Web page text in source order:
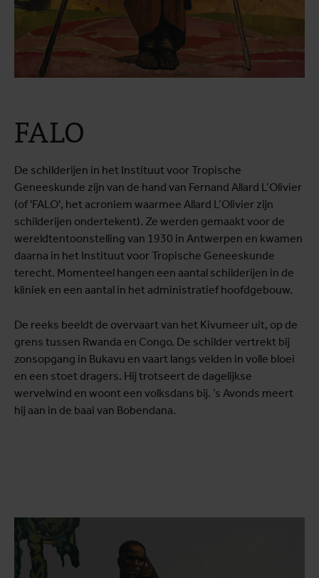
FALO
De schilderijen in het Instituut voor Tropische
Geneeskunde zijn van de hand van Fernand Allard L’Olivier
(of 'FALO', het acroniem waarmee Allard L’Olivier zijn
schilderijen ondertekent). Ze werden gemaakt voor de
wereldtentoonstelling van 1930 in Antwerpen en kwamen
daarna in het Instituut voor Tropische Geneeskunde
terecht. Momenteel hangen een aantal schilderijen in de
kliniek en een aantal in het administratief hoofdgebouw.
De reeks beeldt de overvaart van het Kivumeer uit, op de
grens tussen Rwanda en Congo. De schilder vertrekt bij
zonsopgang in Bukavu en vaart langs velden in volle bloei
en een stoet dragers. Hij trotseert de dagelijkse
wervelwind en woont een volksdans bij. ’s Avonds meert
hij aan in de baai van Bobendana.